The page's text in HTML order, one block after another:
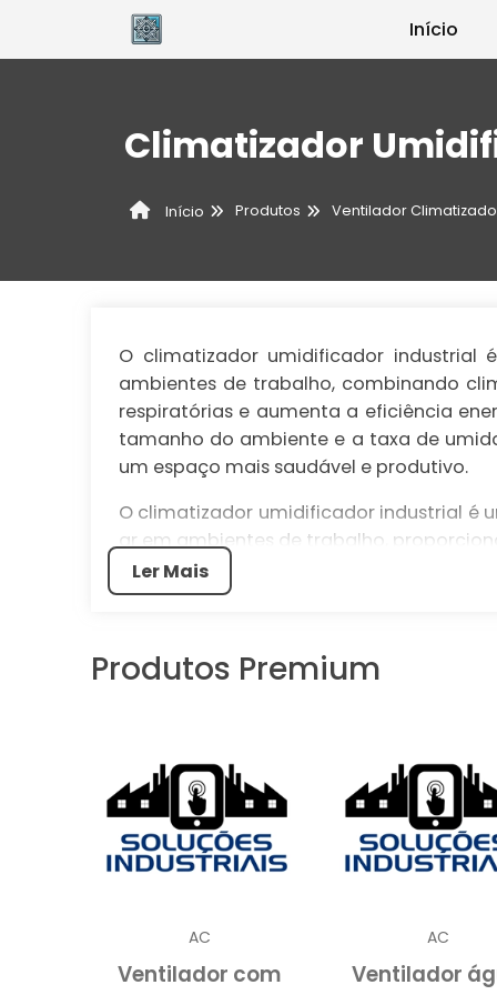
Início
Climatizador
Início Produtos Ventilador
O climatizador umidificador
ambientes de trabalho, combinando
respiratórias e aumenta a eficiência
tamanho do ambiente e a taxa de
um espaço mais saudável e produtivo.
O climatizador umidificador industrial é
ar em ambientes de trabalho,
Este dispositivo não apenas regula a
Neste artigo, você vai descobrir
espaço industrial, garantindo uma
O QUE É UM
Um climatizador umidificador
temperatura e a umidade do ar em
Ler Mais
Produtos Premium
AC
Ventilador com
AC
Ventilador